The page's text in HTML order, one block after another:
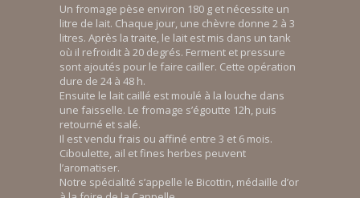
Un fromage pèse environ 180 g et nécessite un
litre de lait. Chaque jour, une chèvre donne 2 à 3
litres. Après la traite, le lait est mis dans un tank
où il refroidit à 20 degrés. Ferment et pressure
sont ajoutés pour le faire cailler. Cette opération
dure de 24 à 48 h.
Ensuite le lait caillé est moulé à la louche dans
une faisselle. Le fromage s’égoutte 12h, puis
retourné et salé.
Il est vendu frais ou affiné entre 3 et 6 mois.
Ciboulette, ail et fines herbes peuvent
l’aromatiser.
Notre spécialité s’appelle le Bicottin, médaille d’or